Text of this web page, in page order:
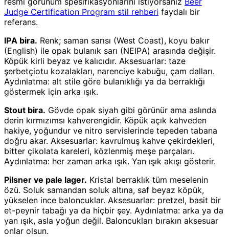
Judge Certification Program stil rehberi faydalı bir
referans.
IPA bira. Renk; saman sarısı (West Coast), koyu bakır
(English) ile opak bulanık sarı (NEIPA) arasında değişir.
Köpük kirli beyaz ve kalıcıdır. Aksesuarlar: taze
şerbetçiotu kozalakları, narenciye kabuğu, çam dalları.
Aydınlatma: alt stile göre bulanıklığı ya da berraklığı
göstermek için arka ışık.
Stout bira. Gövde opak siyah gibi görünür ama aslında
derin kırmızımsı kahverengidir. Köpük açık kahveden
hakiye, yoğundur ve nitro servislerinde tepeden tabana
doğru akar. Aksesuarlar: kavrulmuş kahve çekirdekleri,
bitter çikolata kareleri, közlenmiş meşe parçaları.
Aydınlatma: her zaman arka ışık. Yan ışık akışı gösterir.
Pilsner ve pale lager. Kristal berraklık tüm meselenin
özü. Soluk samandan soluk altına, saf beyaz köpük,
yükselen ince baloncuklar. Aksesuarlar: pretzel, basit bir
et-peynir tabağı ya da hiçbir şey. Aydınlatma: arka ya da
yan ışık, asla yoğun değil. Baloncukları bırakın aksesuar
onlar olsun.